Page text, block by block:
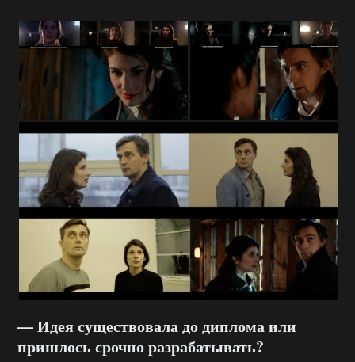
— Идея существовала до диплома или
пришлось срочно разрабатывать?